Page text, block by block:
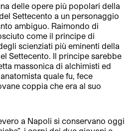
delle opere più popolari della
Settecento a un personaggio
ambiguo. Raimondo di
come il principe di
scienziati più eminenti della
Settecento. Il principe sarebbe
massonica di alchimisti ed
quale fu, fece
coppia che era al suo
a Napoli si conservano oggi